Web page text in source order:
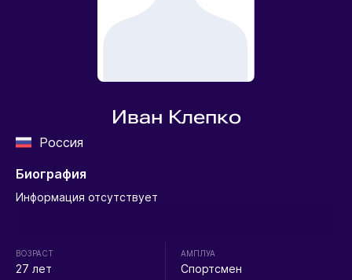
Иван Клепко
Россия
Биография
Информация отсутствует
ВОЗРАСТ
27 лет
АМПЛУА
Спортсмен